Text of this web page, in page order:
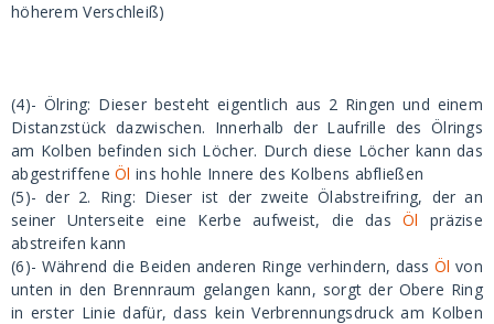
höherem Verschleiß)
(4)- Ölring: Dieser besteht eigentlich aus 2 Ringen und einem
Distanzstück dazwischen. Innerhalb der Laufrille des Ölrings
am Kolben befinden sich Löcher. Durch diese Löcher kann das
abgestriffeneÖl ins hohle Innere des Kolbens abfließen
(5)- der 2. Ring: Dieser ist der zweite Ölabstreifring, der an
seiner Unterseite eine Kerbe aufweist, die dasÖl präzise
abstreifen kann
(6)- Während die Beiden anderen Ringe verhindern, dassÖl von
unten in den Brennraum gelangen kann, sorgt der Obere Ring
in erster Linie dafür, dass kein Verbrennungsdruck am Kolben